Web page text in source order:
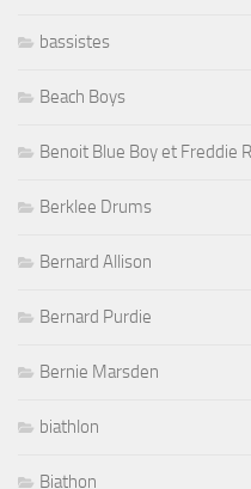
bassistes
Beach Boys
Benoit Blue Boy et Freddie
Berklee Drums
Bernard Allison
Bernard Purdie
Bernie Marsden
biathlon
Biathon